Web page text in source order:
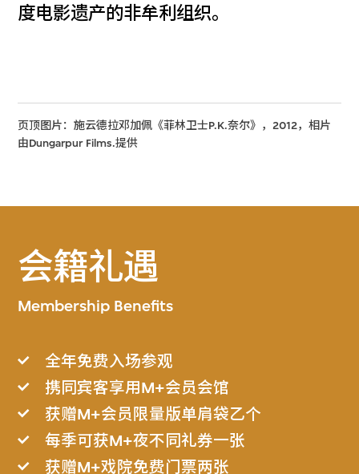
度电影遗产的非牟利组织。
页顶图片：施云德拉邓加佩《菲林卫士P.K.奈尔》，2012，相片
由Dungarpur Films.提供
会籍礼遇
Membership Benefits
全年免费入场参观
携同宾客享用M+会员会馆
获赠M+会员限量版单肩袋乙个
每季可获M+夜不同礼券一张
获赠M+戏院免费门票两张